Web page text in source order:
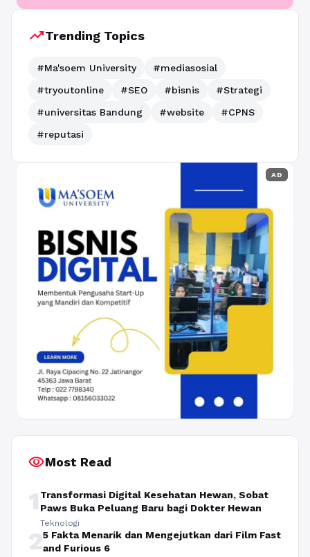
trending_upTrending Topics
#Ma'soem University
#mediasosial
#tryoutonline
#SEO #bisnis
#Strategi
#universitas Bandung
#website
#CPNS
#reputasi
AD
visibilityMost Read
1 Transformasi Digital Kesehatan Hewan, Sobat
Paws Buka Peluang Baru bagi Dokter Hewan
Teknologi
25 Fakta Menarik dan Mengejutkan dari Film Fast
and Furious 6